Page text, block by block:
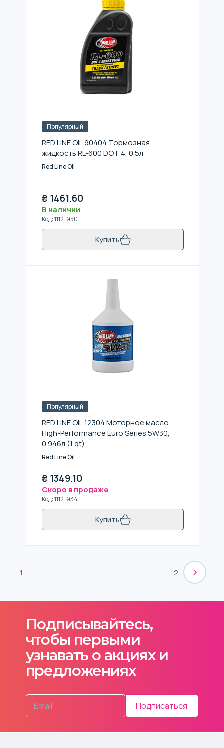
Популярный
RED LINE OIL 90404 Тормозная
жидкость RL-600 DOT 4, 0.5л
Red Line Oil
₴ 1461.60
В наличии
Код:1112-950
Купить
Популярный
RED LINE OIL 12304 Моторное масло
High-Performance Euro Series 5W30,
0.946л (1 qt)
Red Line Oil
₴ 1349.10
Скоро в продаже
Код:1112-934
Купить
1 2
Подписывайтесь,
чтобы первыми
узнавать о акциях и
предложениях
Подписаться